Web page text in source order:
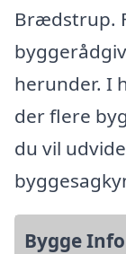
Brædstrup.
herunder. I
der flere
du vil
Bygge